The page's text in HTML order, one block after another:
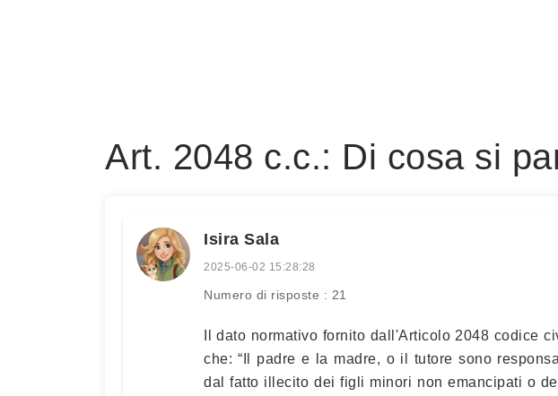
Art. 2048 c.c.: Di cosa si
Isira Sala
2025-06-02 15:28:28
Numero di risposte : 21
Il dato normativo fornito dall'Articolo 2048 codice
che: “Il padre e la madre, o il tutore sono
dal fatto illecito dei figli minori non emancipati o